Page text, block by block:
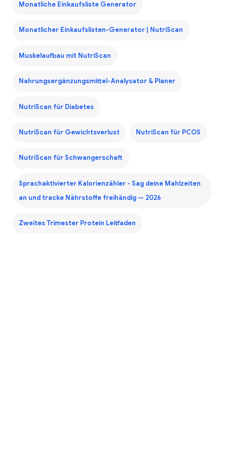
Monatliche Einkaufsliste Generator
Monatlicher Einkaufslisten-Generator | NutriScan
Muskelaufbau mit NutriScan
Nahrungsergänzungsmittel-Analysator & Planer
NutriScan für Diabetes
NutriScan für Gewichtsverlust NutriScan für PCOS
NutriScan für Schwangerschaft
Sprachaktivierter Kalorienzähler - Sag deine Mahlzeiten
an und tracke Nährstoffe freihändig — 2026
Zweites Trimester Protein Leitfaden